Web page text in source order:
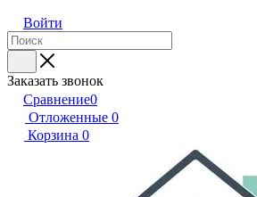
Войти
Заказать звонок
Сравнение0
Отложенные 0
Корзина 0